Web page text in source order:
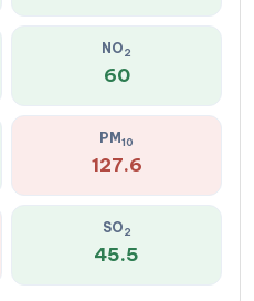
NO2
60
PM10
127.6
SO2
45.5